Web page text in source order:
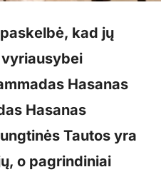
kad jų
Hasanas
Hasanas
Tautos yra
o pagrindiniai